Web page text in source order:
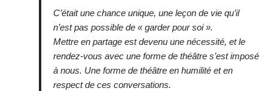
C’était une chance unique, une leçon de vie qu’il
n’est pas possible de « garder pour soi ».
Mettre en partage est devenu une nécessité, et le
rendez-vous avec une forme de théâtre s’est imposé
à nous. Une forme de théâtre en humilité et en
respect de ces conversations.